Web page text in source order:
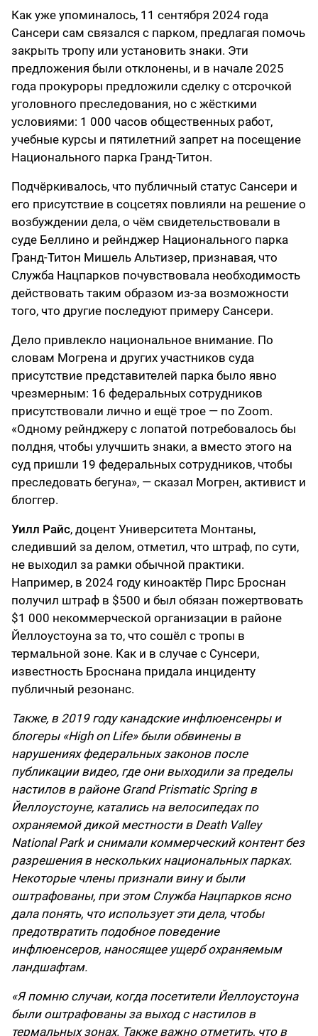
Как уже упоминалось, 11 сентября 2024 года
Сансери сам связался с парком, предлагая помочь
закрыть тропу или установить знаки. Эти
предложения были отклонены, и в начале 2025
года прокуроры предложили сделку с отсрочкой
уголовного преследования, но с жёсткими
условиями: 1 000 часов общественных работ,
учебные курсы и пятилетний запрет на посещение
Национального парка Гранд-Титон.
Подчёркивалось, что публичный статус Сансери и
его присутствие в соцсетях повлияли на решение о
возбуждении дела, о чём свидетельствовали в
суде Беллино и рейнджер Национального парка
Гранд-Титон Мишель Альтизер, признавая, что
Служба Нацпарков почувствовала необходимость
действовать таким образом из-за возможности
того, что другие последуют примеру Сансери.
Дело привлекло национальное внимание. По
словам Могрена и других участников суда
присутствие представителей парка было явно
чрезмерным: 16 федеральных сотрудников
присутствовали лично и ещё трое — по Zoom.
«Одному рейнджеру с лопатой потребовалось бы
полдня, чтобы улучшить знаки, а вместо этого на
суд пришли 19 федеральных сотрудников, чтобы
преследовать бегуна», — сказал Могрен, активист и
блоггер.
Уилл Райс, доцент Университета Монтаны,
следивший за делом, отметил, что штраф, по сути,
не выходил за рамки обычной практики.
Например, в 2024 году киноактёр Пирс Броснан
получил штраф в $500 и был обязан пожертвовать
$1 000 некоммерческой организации в районе
Йеллоустоуна за то, что сошёл с тропы в
термальной зоне. Как и в случае с Сунсери,
известность Броснана придала инциденту
публичный резонанс.
Также, в 2019 году канадские инфлюенсенры и
блогеры «High on Life» были обвинены в
нарушениях федеральных законов после
публикации видео, где они выходили за пределы
настилов в районе Grand Prismatic Spring в
Йеллоустоуне, катались на велосипедах по
охраняемой дикой местности в Death Valley
National Park и снимали коммерческий контент без
разрешения в нескольких национальных парках.
Некоторые члены признали вину и были
оштрафованы, при этом Служба Нацпарков ясно
дала понять, что использует эти дела, чтобы
предотвратить подобное поведение
инфлюенсеров, наносящее ущерб охраняемым
ландшафтам.
«Я помню случаи, когда посетители Йеллоустоуна
были оштрафованы за выход с настилов в
термальных зонах. Также важно отметить, что в